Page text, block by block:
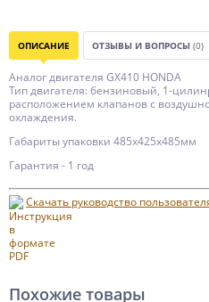
ОПИСАНИЕ ОТЗЫВЫ И ВОПРОСЫ (0)
Аналог двигателя GX410 HONDA
Тип двигателя: бензиновый, 1-
расположением клапанов с
охлаждения.
Габариты упаковки 485х425х485мм
Гарантия - 1 год
Скачать руководство
Похожие товары